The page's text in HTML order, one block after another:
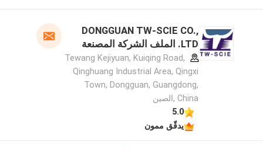
DONGGUAN TW-SCIE CO.,
LTD. الملف الشركة المصنعة
Tewang Kejiyuan, Kuiqing Road,
Qinghuang Industrial Area, Qingxi
Town, Dongguan, Guangdong,
China ,الصين
5.0
يدقّق ممون